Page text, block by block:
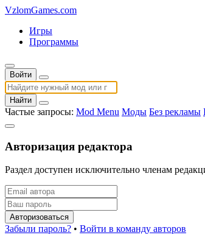
VzlomGames.com
Игры
Программы
Войти
Найти
Частые запросы: Mod Menu Моды Без рекламы
Авторизация редактора
Раздел доступен исключительно членам
Авторизоваться
Забыли пароль? • Войти в команду авторов